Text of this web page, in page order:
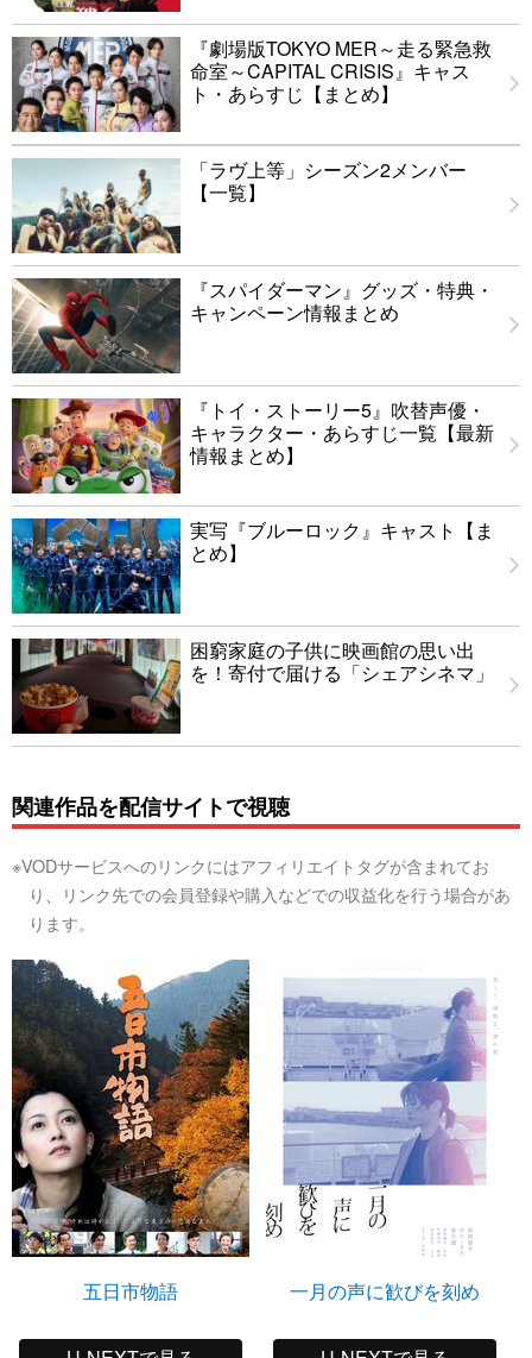
『劇場版TOKYO MER～走る緊急救
命室～CAPITAL CRISIS』キャス
ト・あらすじ【まとめ】
「ラヴ上等」シーズン2メンバー
【一覧】
『スパイダーマン』グッズ・特典・
キャンペーン情報まとめ
『トイ・ストーリー5』吹替声優・
キャラクター・あらすじ一覧【最新
情報まとめ】
実写『ブルーロック』キャスト【ま
とめ】
困窮家庭の子供に映画館の思い出
を！寄付で届ける「シェアシネマ」
関連作品を配信サイトで視聴
※VODサービスへのリンクにはアフィリエイトタグが含まれてお
り、リンク先での会員登録や購入などでの収益化を行う場合があ
ります。
五日市物語 一月の声に歓びを刻め